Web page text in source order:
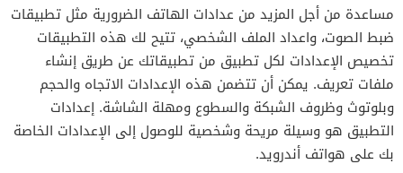
مساعدة من أجل المزيد من عدادات الهاتف الضرورية مثل تطبيقات
ضبط الصوت، واعداد الملف الشخصي، تتيح لك هذه التطبيقات
تخصيص الإعدادات لكل تطبيق من تطبيقاتك عن طريق إنشاء
ملفات تعريف. يمكن أن تتضمن هذه الإعدادات الاتجاه والحجم
وبلوتوث وظروف الشبكة والسطوع ومهلة الشاشة. إعدادات
التطبيق هو وسيلة مريحة وشخصية للوصول إلى الإعدادات الخاصة
بك على هواتف أندرويد.